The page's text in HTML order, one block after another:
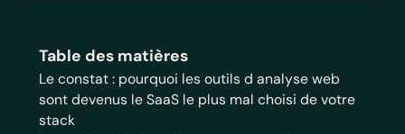
Table des matières
Le constat : pourquoi les outils d analyse web
sont devenus le SaaS le plus mal choisi de votre
stack